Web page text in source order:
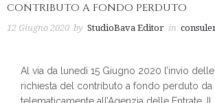
CONTRIBUTO A FONDO PERDUTO
12 Giugno 2020 by StudioBava Editor in
Al via da lunedì 15 Giugno 2020 l’invio
richiesta del contributo a fondo perduto da